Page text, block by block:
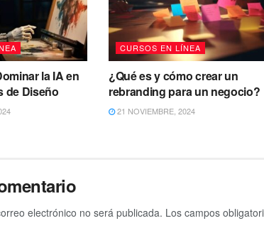
la IA en
de Diseño
CURSOS EN LÍNEA
¿Qué es y cómo crear un
rebranding para un negocio?
21 NOVIEMBRE, 2024
electrónico no será publicada. Los campos